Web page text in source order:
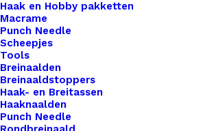
Haak en Hobby pakketten
Macrame
Punch Needle
Scheepjes
Tools
Breinaalden
Breinaaldstoppers
Haak- en Breitassen
Haaknaalden
Punch Needle
Goud
aantal
Artikelnummer
Categorie
Binnen 1-3 werkdagen verzonden
Veilig betalen
Unieke en kwaliteitsproducten